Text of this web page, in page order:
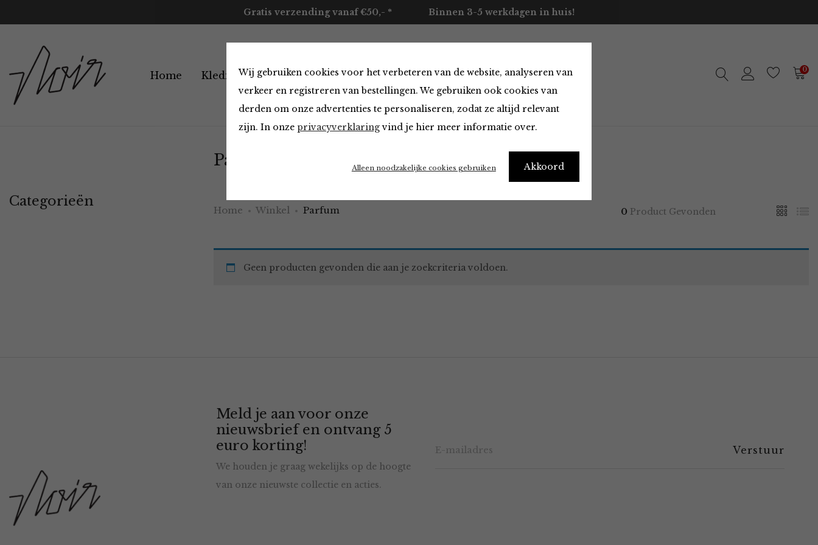
Wij gebruiken cookies voor het verbeteren van de website, analyseren van
verkeer en registreren van bestellingen. We gebruiken ook cookies van
derden om onze advertenties te personaliseren, zodat ze altijd relevant
zijn. In onze privacyverklaringvind je hier meer informatie over.
Akkoord
Alleen noodzakelijke cookies gebruiken
Gratis verzending vanaf €50,- * Binnen 3-5 werkdagen in huis!
Home Kleding Accessoires Merken Over ons Contact 0
Parfum
Home Winkel Parfum 0 Product Gevonden
Geen producten gevonden die aan je zoekcriteria voldoen.
Categorieën
Meld je aan voor onze
nieuwsbrief en ontvang 5
euro korting!
We houden je graag wekelijks op de hoogte
van onze nieuwste collectie en acties.